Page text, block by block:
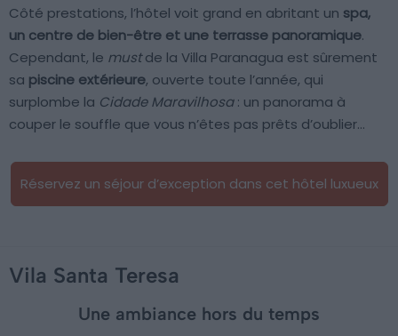
Côté prestations, l’hôtel voit grand en abritant un spa,
un centre de bien-être et une terrasse panoramique.
Cependant, le mustde la Villa Paranagua est sûrement
sa piscine extérieure, ouverte toute l’année, qui
surplombe la Cidade Maravilhosa: un panorama à
couper le souffle que vous n’êtes pas prêts d’oublier…
Réservez un séjour d’exception dans cet hôtel luxueux
Vila Santa Teresa
Une ambiance hors du temps